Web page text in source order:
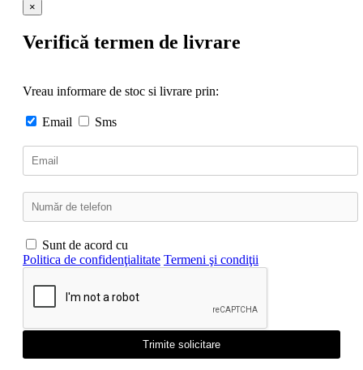
×
Verifică termen de livrare
Vreau informare de stoc si livrare prin:
Email Sms
Sunt de acord cu
Politica de confidenţialitate Termeni şi condiţii
Trimite solicitare